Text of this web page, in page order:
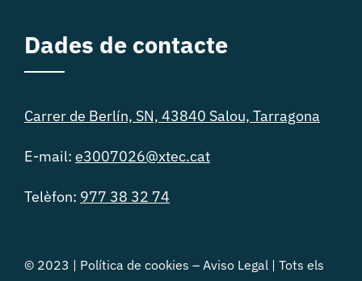
Dades de contacte
Carrer de Berlín, SN, 43840 Salou, Tarragona
E-mail: e3007026@xtec.cat
Telèfon: 977 38 32 74
© 2023 | Política de cookies – Aviso Legal | Tots els